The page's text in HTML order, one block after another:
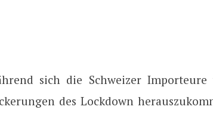
sich die Schweizer
des Lockdown